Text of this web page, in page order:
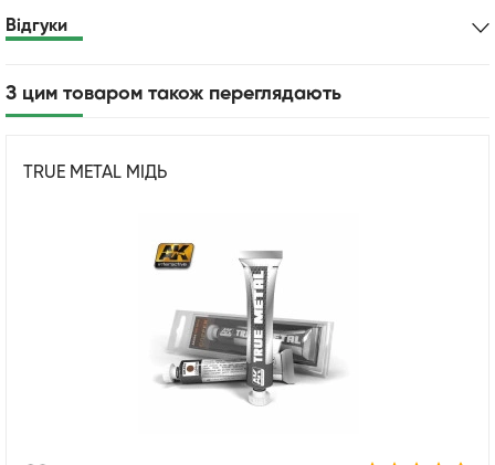
Відгуки
З цим товаром також переглядають
TRUE METAL МІДЬ